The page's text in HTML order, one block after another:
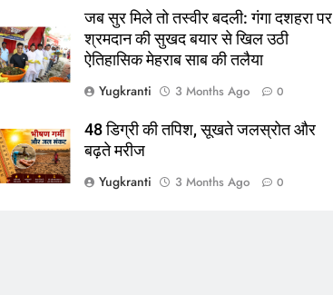
जब सुर मिले तो तस्वीर बदली: गंगा दशहरा पर
श्रमदान की सुखद बयार से खिल उठी
ऐतिहासिक मेहराब साब की तलैया
Yugkranti
3 Months Ago 0
48 डिग्री की तपिश, सूखते जलस्रोत और
बढ़ते मरीज
Yugkranti
3 Months Ago 0